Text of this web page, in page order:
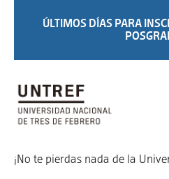
ÚLTIMOS DÍAS PARA
¡No te pierdas nada de la